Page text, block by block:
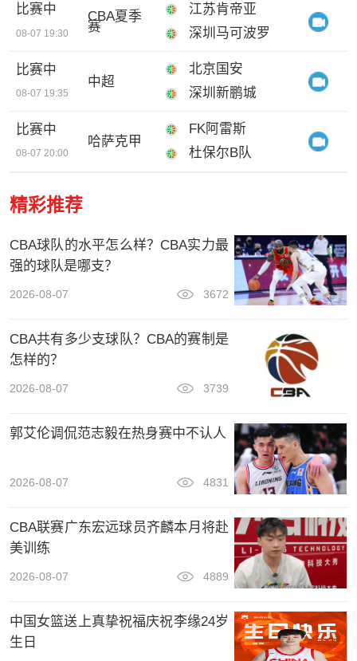
比赛中
08-07 19:30
CBA夏季
赛
江苏肯帝亚
深圳马可波罗
比赛中
08-07 19:35
中超
北京国安
深圳新鹏城
比赛中
08-07 20:00
哈萨克甲
FK阿雷斯
杜保尔B队
精彩推荐
CBA球队的水平怎么样？CBA实力最
强的球队是哪支？
2026-08-07 3672
CBA共有多少支球队？CBA的赛制是
怎样的？
2026-08-07 3739
郭艾伦调侃范志毅在热身赛中不认人
2026-08-07 4831
CBA联赛广东宏远球员齐麟本月将赴
美训练
2026-08-07 4889
中国女篮送上真挚祝福庆祝李缘24岁
生日